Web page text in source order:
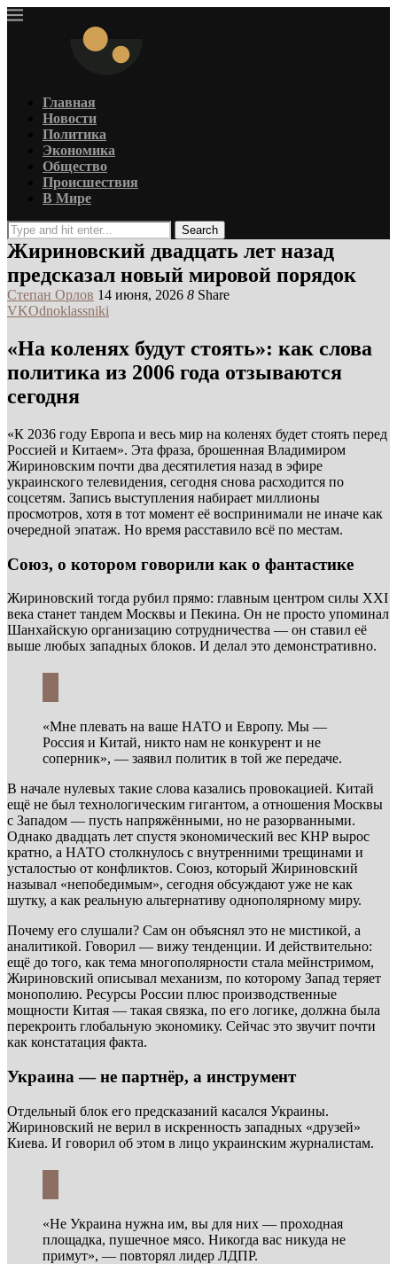
Главная
Новости
Политика
Экономика
Общество
Происшествия
В Мире
Search
Жириновский двадцать лет назад
предсказал новый мировой порядок
Степан Орлов 14 июня, 2026 8 Share
VKOdnoklassniki
«На коленях будут стоять»: как слова
политика из 2006 года отзываются
сегодня
«К 2036 году Европа и весь мир на коленях будет стоять перед
Россией и Китаем». Эта фраза, брошенная Владимиром
Жириновским почти два десятилетия назад в эфире
украинского телевидения, сегодня снова расходится по
соцсетям. Запись выступления набирает миллионы
просмотров, хотя в тот момент её воспринимали не иначе как
очередной эпатаж. Но время расставило всё по местам.
Союз, о котором говорили как о фантастике
Жириновский тогда рубил прямо: главным центром силы XXI
века станет тандем Москвы и Пекина. Он не просто упоминал
Шанхайскую организацию сотрудничества — он ставил её
выше любых западных блоков. И делал это демонстративно.
«Мне плевать на ваше НАТО и Европу. Мы —
Россия и Китай, никто нам не конкурент и не
соперник», — заявил политик в той же передаче.
В начале нулевых такие слова казались провокацией. Китай
ещё не был технологическим гигантом, а отношения Москвы
с Западом — пусть напряжёнными, но не разорванными.
Однако двадцать лет спустя экономический вес КНР вырос
кратно, а НАТО столкнулось с внутренними трещинами и
усталостью от конфликтов. Союз, который Жириновский
называл «непобедимым», сегодня обсуждают уже не как
шутку, а как реальную альтернативу однополярному миру.
Почему его слушали? Сам он объяснял это не мистикой, а
аналитикой. Говорил — вижу тенденции. И действительно:
ещё до того, как тема многополярности стала мейнстримом,
Жириновский описывал механизм, по которому Запад теряет
монополию. Ресурсы России плюс производственные
мощности Китая — такая связка, по его логике, должна была
перекроить глобальную экономику. Сейчас это звучит почти
как констатация факта.
Украина — не партнёр, а инструмент
Отдельный блок его предсказаний касался Украины.
Жириновский не верил в искренность западных «друзей»
Киева. И говорил об этом в лицо украинским журналистам.
«Не Украина нужна им, вы для них — проходная
площадка, пушечное мясо. Никогда вас никуда не
примут», — повторял лидер ЛДПР.